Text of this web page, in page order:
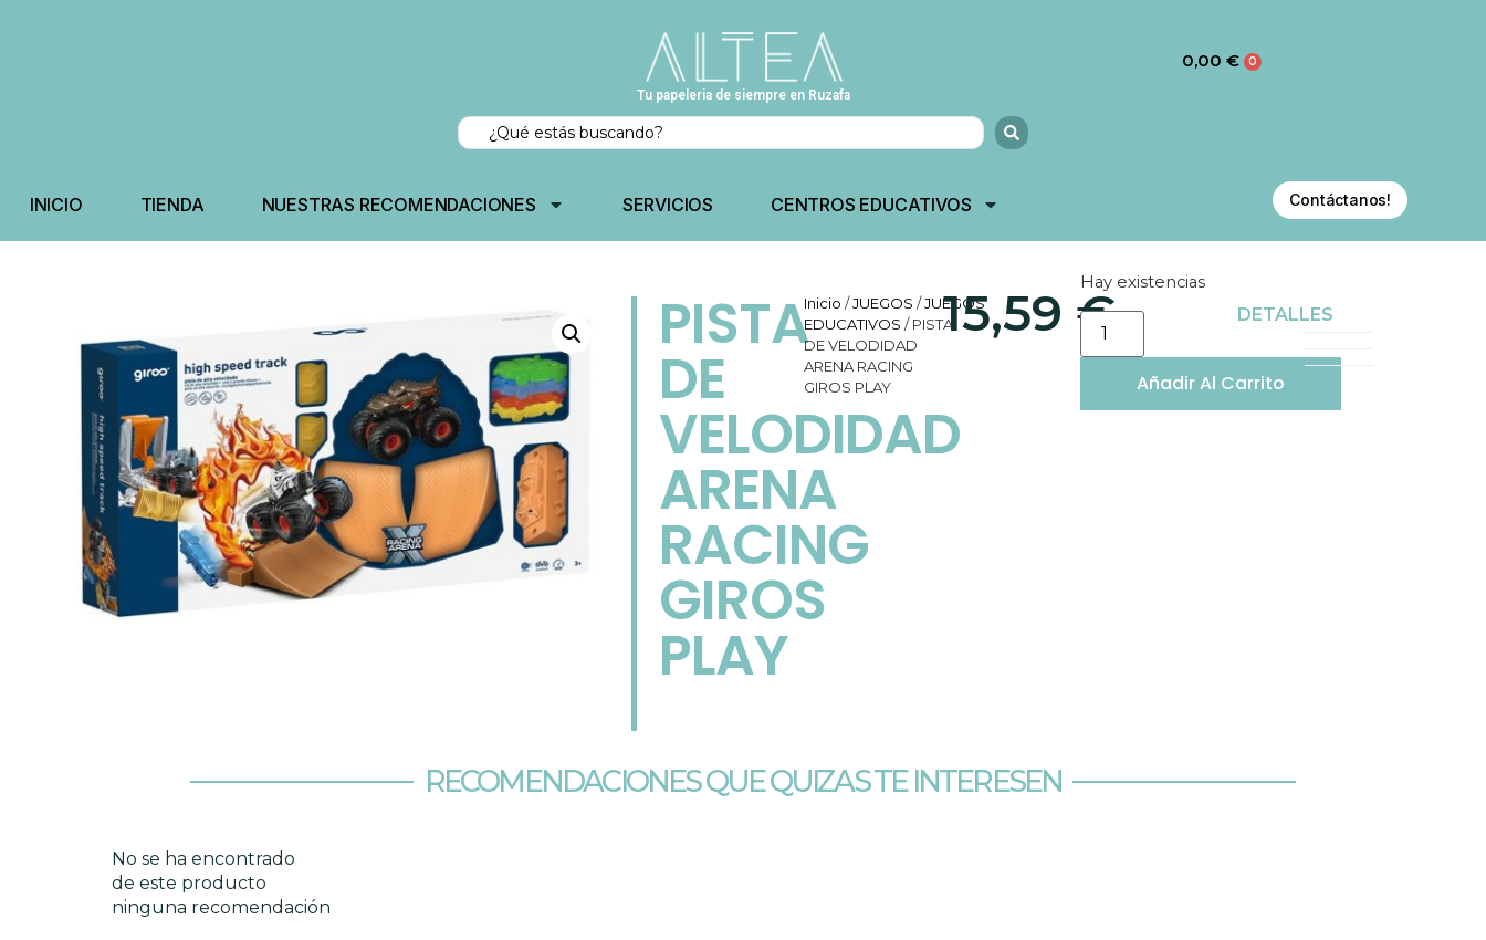
0,00 € 0
Tu papeleria de siempre en Ruzafa
INICIO TIENDA NUESTRAS RECOMENDACIONES SERVICIOS CENTROS EDUCATIVOS Contáctanos!
PISTA
DE
VELODIDAD
ARENA
RACING
GIROS
PLAY
Inicio /JUEGOS /JUEGOS
EDUCATIVOS / PISTA
DE VELODIDAD
ARENA RACING
GIROS PLAY
15,59 €
Hay existencias
Añadir Al Carrito
DETALLES
RECOMENDACIONES QUE QUIZAS TE INTERESEN
No se ha encontrado
de este producto
ninguna recomendación